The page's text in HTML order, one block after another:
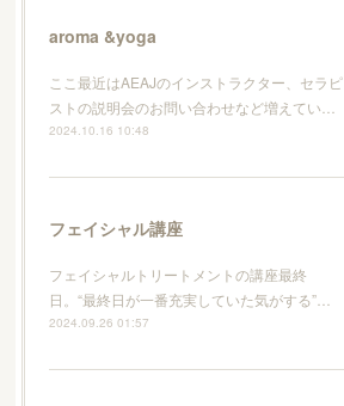
aroma &yoga
ここ最近はAEAJのインストラクター、セラピ
ストの説明会のお問い合わせなど増えてい…
2024.10.16 10:48
フェイシャル講座
フェイシャルトリートメントの講座最終
日。“最終日が一番充実していた気がする”…
2024.09.26 01:57